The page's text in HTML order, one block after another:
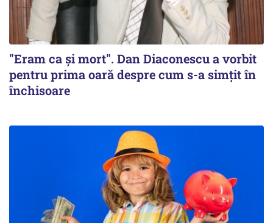
"Eram ca și mort". Dan Diaconescu a vorbit
pentru prima oară despre cum s-a simțit în
închisoare